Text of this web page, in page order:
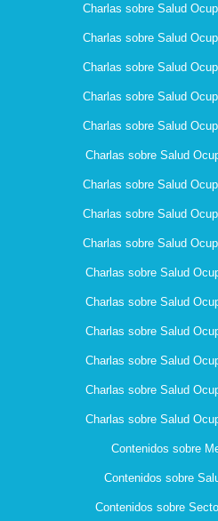
Charlas sobre Salud
Charlas sobre Salud
Charlas sobre Salud
Charlas sobre Salud
Charlas sobre Salud
Charlas sobre Salud
Charlas sobre Salud
Charlas sobre Salud
Charlas sobre Salud
Charlas sobre Salud
Charlas sobre Salud
Charlas sobre Salud
Charlas sobre Salud
Charlas sobre Salud
Charlas sobre Salud
Contenidos sobre
Contenidos sobre
Contenidos sobre